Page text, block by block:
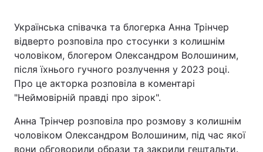
Українська співачка та блогерка Анна Трінчер
відверто розповіла про стосунки з колишнім
чоловіком, блогером Олександром Волошиним,
після їхнього гучного розлучення у 2023 році.
Про це акторка розповіла в коментарі
"Неймовірній правді про зірок".
Анна Трінчер розповіла про розмову з колишнім
чоловіком Олександром Волошиним, під час якої
вони обговорили образи та закрили гештальти.